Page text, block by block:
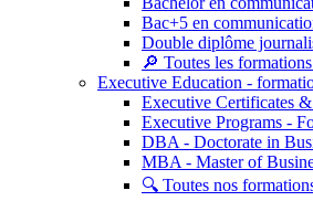
Bac+5 en
Double diplôme
🔎 Toutes les
Executive Education -
Executive Certificates
Executive Programs -
DBA - Doctorate in
MBA - Master of
🔍 Toutes nos